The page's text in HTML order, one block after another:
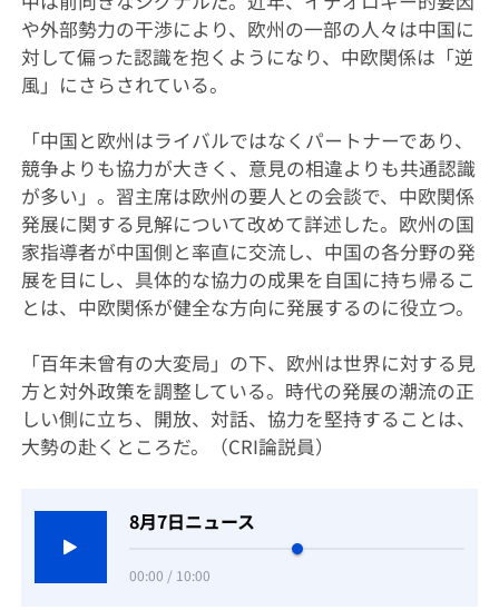
や外部勢力の干渉により、欧州の一部の人々は中国に
対して偏った認識を抱くようになり、中欧関係は「逆
風」にさらされている。
「中国と欧州はライバルではなくパートナーであり、
競争よりも協力が大きく、意見の相違よりも共通認識
が多い」。習主席は欧州の要人との会談で、中欧関係
発展に関する見解について改めて詳述した。欧州の国
家指導者が中国側と率直に交流し、中国の各分野の発
展を目にし、具体的な協力の成果を自国に持ち帰るこ
とは、中欧関係が健全な方向に発展するのに役立つ。
「百年未曾有の大変局」の下、欧州は世界に対する見
方と対外政策を調整している。時代の発展の潮流の正
しい側に立ち、開放、対話、協力を堅持することは、
大勢の赴くところだ。（CRI論説員）
8月7日ニュース
00:00 / 10:00